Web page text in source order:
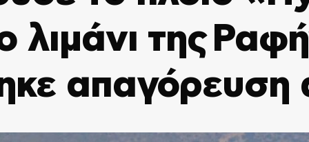
λιμάνι της
απαγόρευση